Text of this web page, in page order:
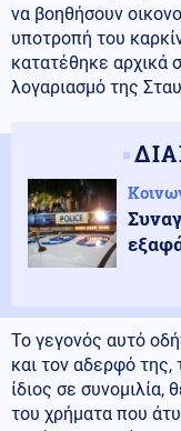
να βοηθήσουν
υποτροπή του
κατατέθηκε αρχικά
λογαριασμό της
Το γεγονός αυτό
και τον αδερφό της,
ίδιος σε
του χρήματα που